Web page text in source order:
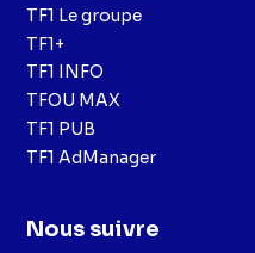
TF1 Le groupe
TF1+
TF1 INFO
TFOU MAX
TF1 PUB
TF1 AdManager
Nous suivre